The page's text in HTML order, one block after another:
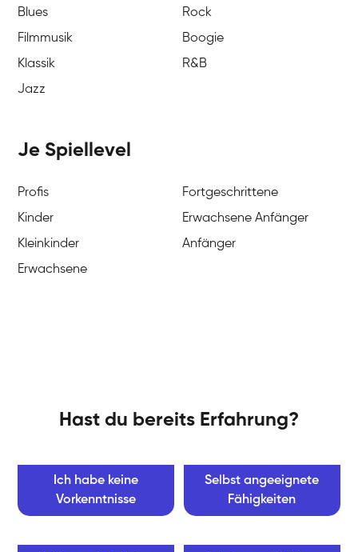
Blues
Rock
Filmmusik
Boogie
Klassik
R&B
Jazz
Je Spiellevel
Profis
Fortgeschrittene
Kinder
Erwachsene Anfänger
Kleinkinder
Anfänger
Erwachsene
Hast du bereits Erfahrung?
Ich habe keine
Vorkenntnisse
Selbst angeeignete
Fähigkeiten